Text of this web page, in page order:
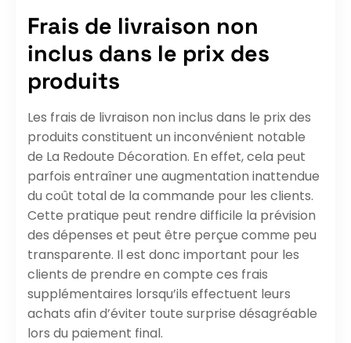
Frais de livraison non
inclus dans le prix des
produits
Les frais de livraison non inclus dans le prix des
produits constituent un inconvénient notable
de La Redoute Décoration. En effet, cela peut
parfois entraîner une augmentation inattendue
du coût total de la commande pour les clients.
Cette pratique peut rendre difficile la prévision
des dépenses et peut être perçue comme peu
transparente. Il est donc important pour les
clients de prendre en compte ces frais
supplémentaires lorsqu’ils effectuent leurs
achats afin d’éviter toute surprise désagréable
lors du paiement final.